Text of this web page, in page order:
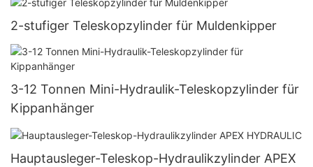
2-stufiger Teleskopzylinder für Muldenkipper
3-12 Tonnen Mini-Hydraulik-Teleskopzylinder für
Kippanhänger
Hauptausleger-Teleskop-Hydraulikzylinder APEX